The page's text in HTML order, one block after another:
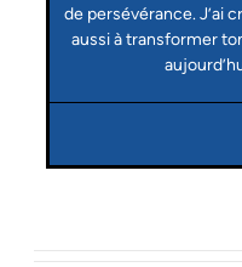
de persévérance. J’ai
aussi à transformer